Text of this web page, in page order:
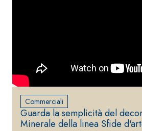
Commerciali
Guarda la semplicità del
Minerale della linea Sfide